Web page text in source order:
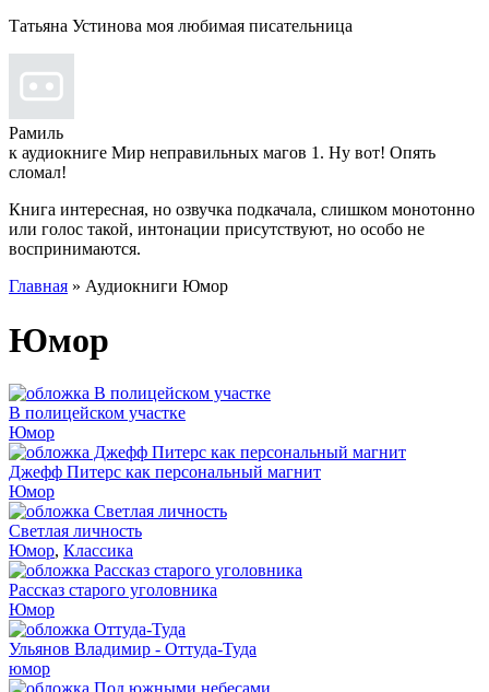
Татьяна Устинова моя любимая писательница
Рамиль
к аудиокниге Мир неправильных магов 1. Ну вот! Опять
сломал!
Книга интересная, но озвучка подкачала, слишком монотонно
или голос такой, интонации присутствуют, но особо не
воспринимаются.
Главная » Аудиокниги Юмор
Юмор
В полицейском участке
Юмор
Джефф Питерс как персональный магнит
Юмор
Светлая личность
Юмор, Классика
Рассказ старого уголовника
Юмор
Ульянов Владимир - Оттуда-Туда
юмор